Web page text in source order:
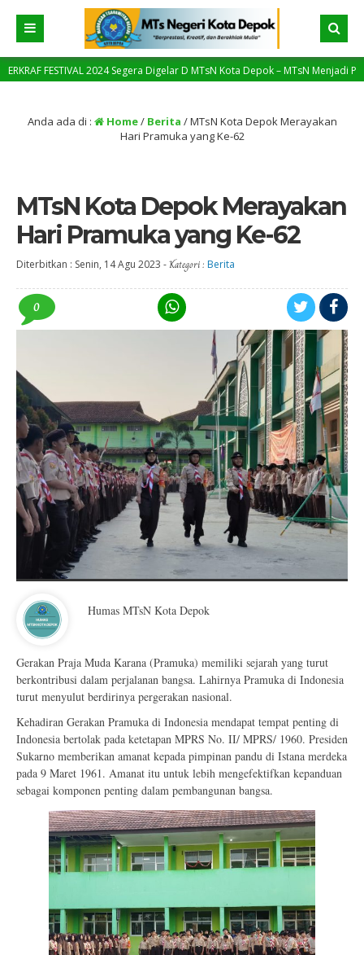
2024 Segera Digelar D MTsN Kota Depok – MTsN Menjadi Pilot
Anda ada di : Home/ Berita /MTsN Kota Depok Merayakan
Hari Pramuka yang Ke-62
MTsN Kota Depok Merayakan
Hari Pramuka yang Ke-62
Diterbitkan : Senin, 14 Agu 2023 -Kategori : Berita
0
Humas MTsN Kota Depok
Gerakan Praja Muda Karana (Pramuka) memiliki sejarah yang turut
berkontribusi dalam perjalanan bangsa. Lahirnya Pramuka di Indonesia
turut menyulut berdirinya pergerakan nasional.
Kehadiran Gerakan Pramuka di Indonesia mendapat tempat penting di
Indonesia bertolak pada ketetapan MPRS No. II/ MPRS/ 1960. Presiden
Sukarno memberikan amanat kepada pimpinan pandu di Istana merdeka
pada 9 Maret 1961. Amanat itu untuk lebih mengefektifkan kepanduan
sebagai komponen penting dalam pembangunan bangsa.